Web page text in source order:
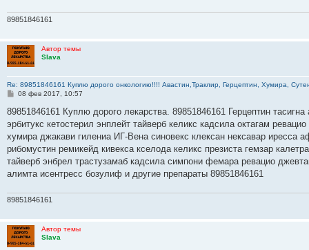
89851846161
Автор темы
Slava
Re: 89851846161 Куплю дорого онкологию!!!! Авастин,Траклир, Герцептин, Хумира,
С
о
щ
е
и
е
08 фев 2017, 10:57
89851846161 Куплю дорого лекарства. 89851846161 Герцептин
эрбитукс кетостерил энплейт тайверб келикс кадсила октагам
хумира джакави гилениа ИГ-Вена синовекс клексан нексавар иресса
рибомустин ремикейд кивекса кселода келикс презиста гемзар
тайверб энбрел трастузамаб кадсила симпони фемара ревацио
алимта исентресс бозулиф и другие препараты 89851846161
89851846161
Автор темы
Slava